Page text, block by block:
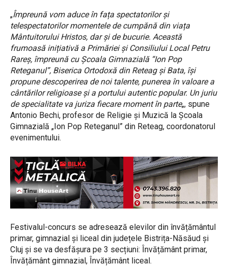
„Împreună vom aduce în fața spectatorilor și
telespectatorilor momentele de cumpănă din viața
Mântuitorului Hristos, dar și de bucurie. Această
frumoasă inițiativă a Primăriei și Consiliului Local Petru
Rareș, împreună cu Școala Gimnazială “Ion Pop
Reteganul”, Biserica Ortodoxă din Reteag și Bata, își
propune descoperirea de noi talente, punerea în valoare a
cântărilor religioase și a portului autentic popular. Un juriu
de specialitate va juriza fiecare moment în parte„, spune
Antonio Bechi, profesor de Religie și Muzică la Școala
Gimnazială „Ion Pop Reteganul” din Reteag, coordonatorul
evenimentului.
Festivalul-concurs se adresează elevilor din învățământul
primar, gimnazial și liceal din județele Bistrița-Năsăud și
Cluj și se va desfășura pe 3 secțiuni: Învățământ primar,
Învățământ gimnazial, Învățământ liceal.